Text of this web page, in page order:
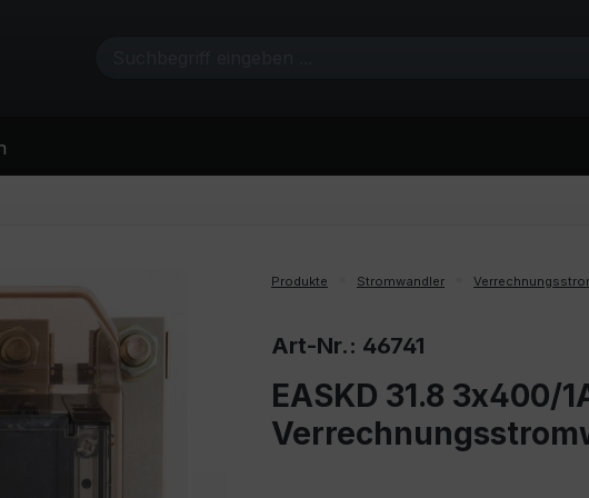
Produkte Stromwandler
Art-Nr.: 46741
EASKD 31.8 3x400/